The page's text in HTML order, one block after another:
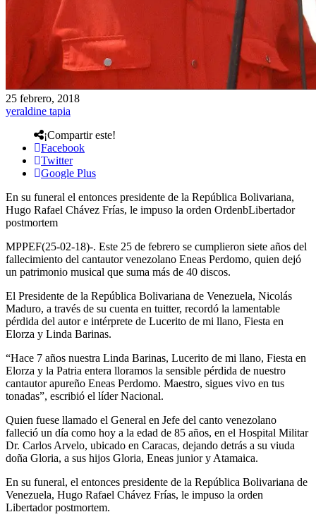
25 febrero, 2018
yeraldine tapia
¡Compartir este!
Facebook
Twitter
Google Plus
En su funeral el entonces presidente de la República Bolivariana,
Hugo Rafael Chávez Frías, le impuso la orden OrdenbLibertador
postmortem
MPPEF(25-02-18)-. Este 25 de febrero se cumplieron siete años del
fallecimiento del cantautor venezolano Eneas Perdomo, quien dejó
un patrimonio musical que suma más de 40 discos.
El Presidente de la República Bolivariana de Venezuela, Nicolás
Maduro, a través de su cuenta en tuitter, recordó la lamentable
pérdida del autor e intérprete de Lucerito de mi llano, Fiesta en
Elorza y Linda Barinas.
“Hace 7 años nuestra Linda Barinas, Lucerito de mi llano, Fiesta en
Elorza y la Patria entera lloramos la sensible pérdida de nuestro
cantautor apureño Eneas Perdomo. Maestro, sigues vivo en tus
tonadas”, escribió el líder Nacional.
Quien fuese llamado el General en Jefe del canto venezolano
falleció un día como hoy a la edad de 85 años, en el Hospital Militar
Dr. Carlos Arvelo, ubicado en Caracas, dejando detrás a su viuda
doña Gloria, a sus hijos Gloria, Eneas junior y Atamaica.
En su funeral, el entonces presidente de la República Bolivariana de
Venezuela, Hugo Rafael Chávez Frías, le impuso la orden
Libertador postmortem.